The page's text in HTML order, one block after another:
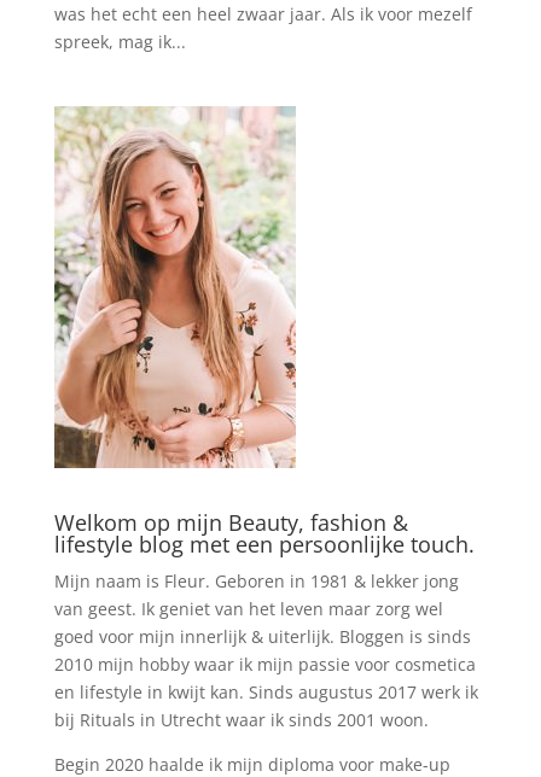
was het echt een heel zwaar jaar. Als ik voor mezelf
spreek, mag ik...
Welkom op mijn Beauty, fashion &
lifestyle blog met een persoonlijke touch.
Mijn naam is Fleur. Geboren in 1981 & lekker jong
van geest. Ik geniet van het leven maar zorg wel
goed voor mijn innerlijk & uiterlijk. Bloggen is sinds
2010 mijn hobby waar ik mijn passie voor cosmetica
en lifestyle in kwijt kan. Sinds augustus 2017 werk ik
bij Rituals in Utrecht waar ik sinds 2001 woon.
Begin 2020 haalde ik mijn diploma voor make-up